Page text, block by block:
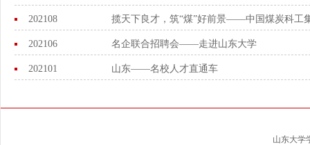
202108 揽天下良才，筑“煤”好前景——中国煤炭科工
202106 名企联合招聘会——走进山东大学
202101 山东——名校人才直通车
山东大学